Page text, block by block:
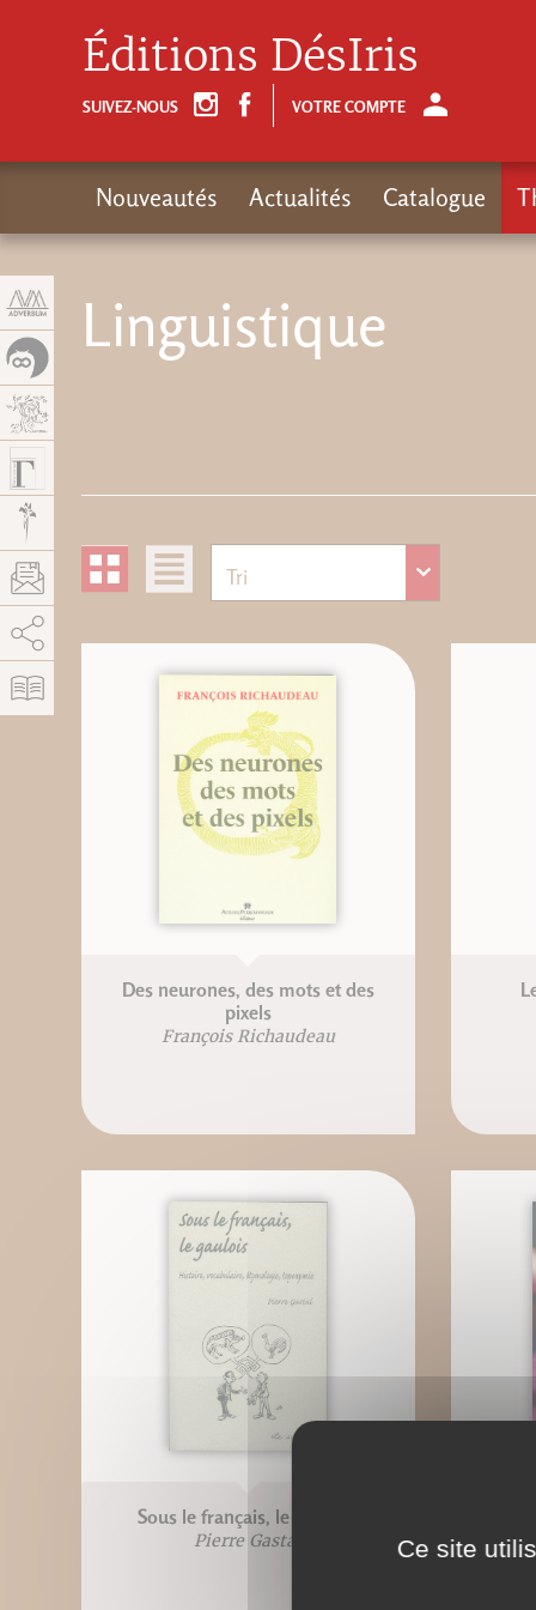
Linguistique
Des neurones, des mots et des
pixels
François Richaudeau
Sous le français, le Gaulois
Pierre Gastal
Éditions DésIris
SUIVEZ-NOUS VOTRE COMPTE
Nouveautés Actualités Catalogue
Ce site